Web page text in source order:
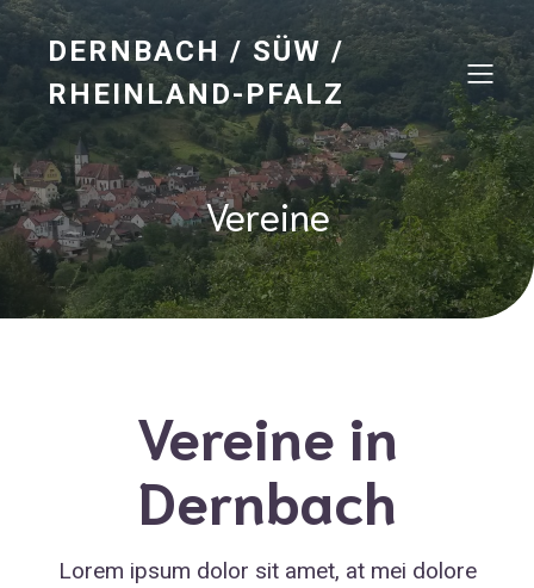
DERNBACH / SÜW /
RHEINLAND-PFALZ
Vereine
Vereine in
Dernbach
Lorem ipsum dolor sit amet, at mei dolore